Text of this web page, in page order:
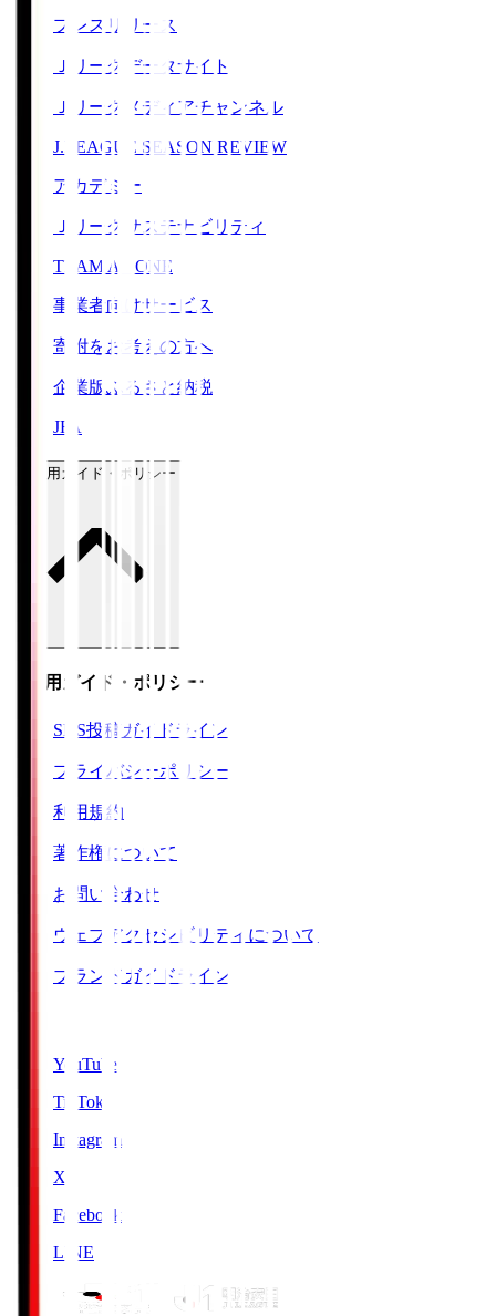
プレスリリース
Ｊリーグデータサイト
Ｊリーグメディアチャンネル
J.LEAGUE SEASON REVIEW
アカデミー
Ｊリーグサステナビリティ
TEAM AS ONE
事業者向けサービス
寄附をお考えの方へ
企業版ふるさと納税
JFA
ご利用ガイド・ポリシー
ご利用ガイド・ポリシー
SNS投稿ガイドライン
プライバシーポリシー
利用規約
著作権について
お問い合わせ
ウェブアクセシビリティについて
ブランドガイドライン
YouTube
TikTok
Instagram
X
Facebook
LINE